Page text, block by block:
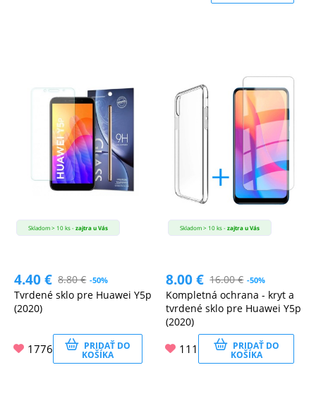
Skladom > 10 ks -zajtra u Vás
4.40€ 8.80€ -50%
Tvrdené sklo pre Huawei Y5p
(2020)
1776 PRIDAŤ DO
KOŠÍKA
Skladom > 10 ks -zajtra u Vás
8.00€ 16.00€ -50%
Kompletná ochrana - kryt a
tvrdené sklo pre Huawei Y5p
(2020)
111 PRIDAŤ DO
KOŠÍKA